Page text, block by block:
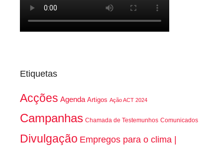
Etiquetas
Acções Agenda Artigos Ação ACT 2024
Campanhas Chamada de Testemunhos Comunicados
Divulgação Empregos para o clima |